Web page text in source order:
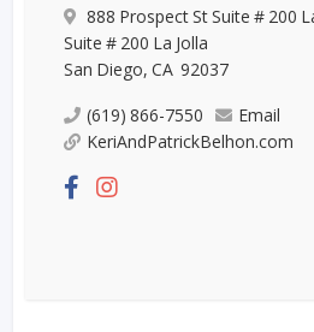
888 Prospect St Suite # 200
Suite # 200 La Jolla
San Diego, CA 92037
(619) 866-7550
Email
KeriAndPatrickBelhon.com